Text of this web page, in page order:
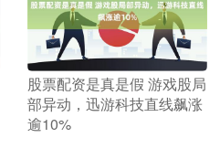
​股票配资是真是假 游戏股局
部异动，迅游科技直线飙涨
逾10%